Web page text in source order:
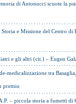
di Antonucci scuote la
e Missione del Centro di
e gli altri (cit.) – Eugen
medicalizzazione tra
premio
– piccola storia a fumetti di